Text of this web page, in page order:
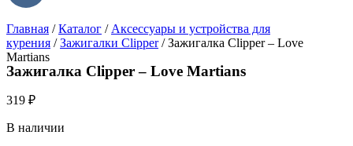
Главная /Каталог / Аксессуары и устройства для
курения /Зажигалки Clipper/ Зажигалка Clipper – Love
Martians
Зажигалка Clipper – Love Martians
319 ₽
В наличии